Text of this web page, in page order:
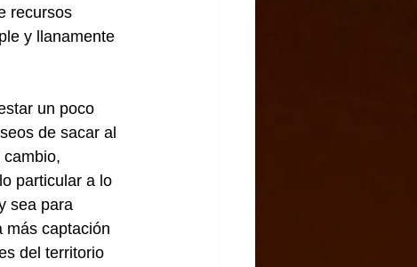
recursos
y llanamente
un poco
de sacar al
particular a lo
sea para
más captación
del territorio